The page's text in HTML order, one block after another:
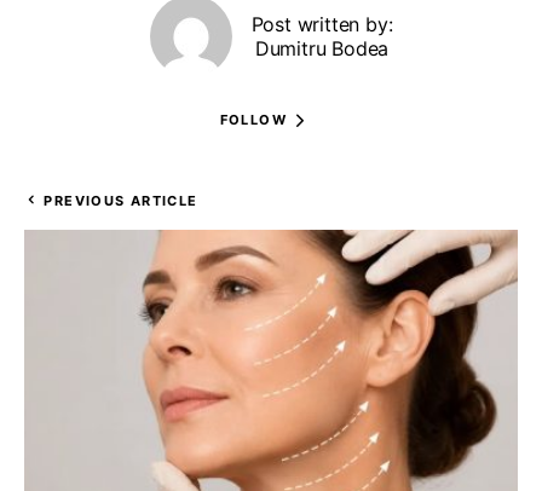
Post written by:
Dumitru Bodea
FOLLOW
PREVIOUS ARTICLE